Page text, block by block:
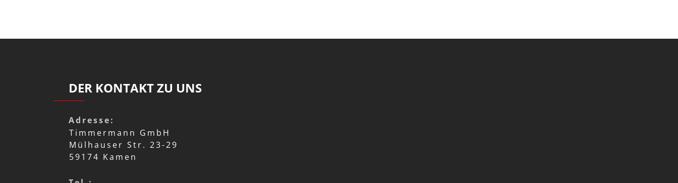
DER KONTAKT ZU UNS
Adresse:
Timmermann GmbH
Mülhauser Str. 23-29
59174 Kamen